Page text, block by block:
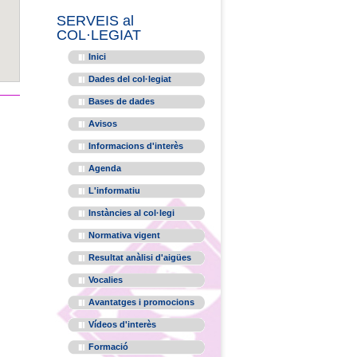
SERVEIS al
COL·LEGIAT
Inici
Dades del col·legiat
Bases de dades
Avisos
Informacions d'interès
Agenda
L'informatiu
Instàncies al col·legi
Normativa vigent
Resultat anàlisi d'aigües
Vocalies
Avantatges i promocions
Vídeos d'interès
Formació